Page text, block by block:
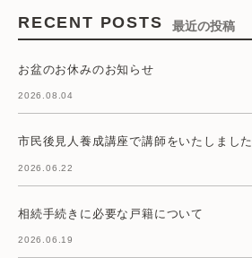
RECENT POSTS 最近の投稿
お盆のお休みのお知らせ
2026.08.04
市民後見人養成講座で講師をいたしました
2026.06.22
相続手続きに必要な戸籍について
2026.06.19